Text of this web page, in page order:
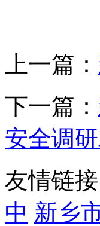
上一篇：
下一篇：
安全调
友情链接
中 新乡